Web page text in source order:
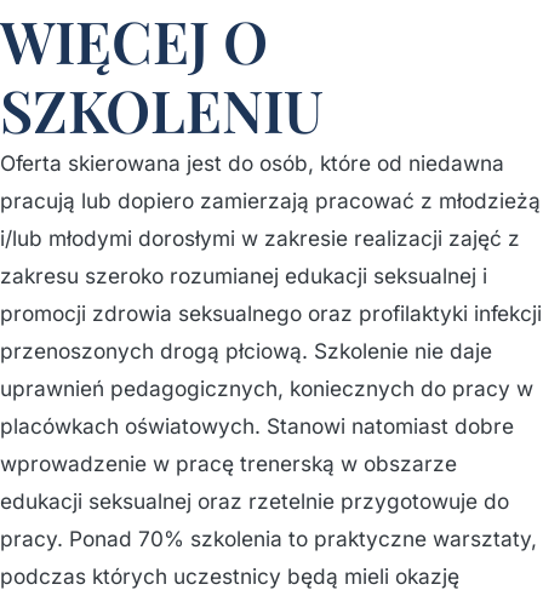
WIĘCEJ O
SZKOLENIU
Oferta skierowana jest do osób, które od niedawna
pracują lub dopiero zamierzają pracować z młodzieżą
i/lub młodymi dorosłymi w zakresie realizacji zajęć z
zakresu szeroko rozumianej edukacji seksualnej i
promocji zdrowia seksualnego oraz profilaktyki infekcji
przenoszonych drogą płciową. Szkolenie nie daje
uprawnień pedagogicznych, koniecznych do pracy w
placówkach oświatowych. Stanowi natomiast dobre
wprowadzenie w pracę trenerską w obszarze
edukacji seksualnej oraz rzetelnie przygotowuje do
pracy. Ponad 70% szkolenia to praktyczne warsztaty,
podczas których uczestnicy będą mieli okazję